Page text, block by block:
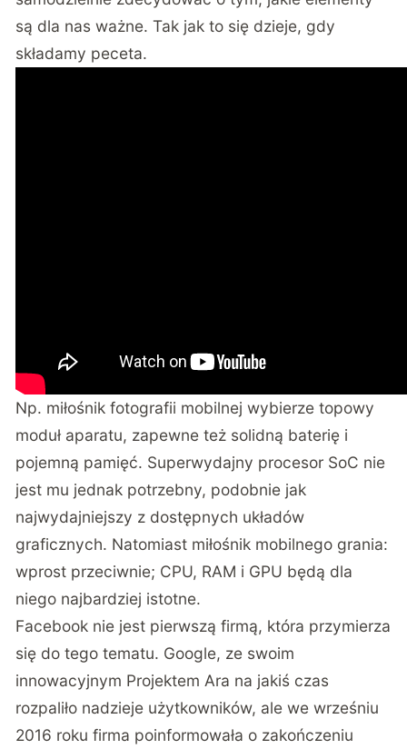
są dla nas ważne. Tak jak to się dzieje, gdy
składamy peceta.
Np. miłośnik fotografii mobilnej wybierze topowy
moduł aparatu, zapewne też solidną baterię i
pojemną pamięć. Superwydajny procesor SoC nie
jest mu jednak potrzebny, podobnie jak
najwydajniejszy z dostępnych układów
graficznych. Natomiast miłośnik mobilnego grania:
wprost przeciwnie; CPU, RAM i GPU będą dla
niego najbardziej istotne.
Facebook nie jest pierwszą firmą, która przymierza
się do tego tematu. Google, ze swoim
innowacyjnym Projektem Ara na jakiś czas
rozpaliło nadzieje użytkowników, ale we wrześniu
2016 roku firma poinformowała o zakończeniu